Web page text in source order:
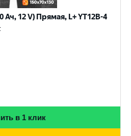
Ач, 12 V) Прямая, L+ YT12B-4
в 1 клик